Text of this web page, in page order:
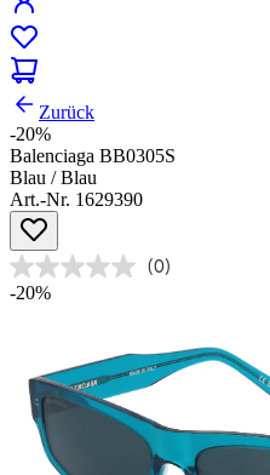
Zurück
-20%
Balenciaga BB0305S
Blau / Blau
Art.-Nr. 1629390
(0)
-20%